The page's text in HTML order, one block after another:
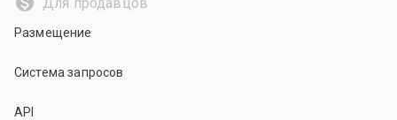
Размещение
Система запросов
API